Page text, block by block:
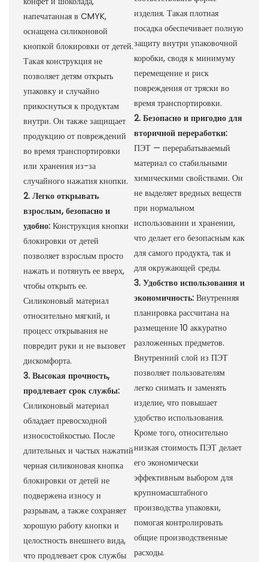
напечатанная в CMYK,
оснащена силиконовой
кнопкой блокировки от детей.
Такая конструкция не
позволяет детям открыть
упаковку и случайно
прикоснуться к продуктам
внутри. Он также защищает
продукцию от повреждений
во время транспортировки
или хранения из-за
случайного нажатия кнопки.
2. Легко открывать
взрослым, безопасно и
удобно: Конструкция кнопки
блокировки от детей
позволяет взрослым просто
нажать и потянуть ее вверх,
чтобы открыть ее.
Силиконовый материал
относительно мягкий, и
процесс открывания не
повредит руки и не вызовет
дискомфорта.
3. Высокая прочность,
продлевает срок службы:
Силиконовый материал
обладает превосходной
износостойкостью. После
длительных и частых нажатий
черная силиконовая кнопка
блокировки от детей не
подвержена износу и
разрывам, а также сохраняет
хорошую работу кнопки и
целостность внешнего вида,
что продлевает срок службы
изделия. Такая плотная
посадка обеспечивает полную
защиту внутри упаковочной
коробки, сводя к минимуму
перемещение и риск
повреждения от тряски во
время транспортировки.
2. Безопасно и пригодно для
вторичной переработки:
ПЭТ — перерабатываемый
материал со стабильными
химическими свойствами. Он
не выделяет вредных веществ
при нормальном
использовании и хранении,
что делает его безопасным как
для самого продукта, так и
для окружающей среды.
3. Удобство использования и
экономичность: Внутренняя
планировка рассчитана на
размещение 10 аккуратно
разложенных предметов.
Внутренний слой из ПЭТ
позволяет пользователям
легко снимать и заменять
изделие, что повышает
удобство использования.
Кроме того, относительно
низкая стоимость ПЭТ делает
его экономически
эффективным выбором для
крупномасштабного
производства упаковки,
помогая контролировать
общие производственные
расходы.